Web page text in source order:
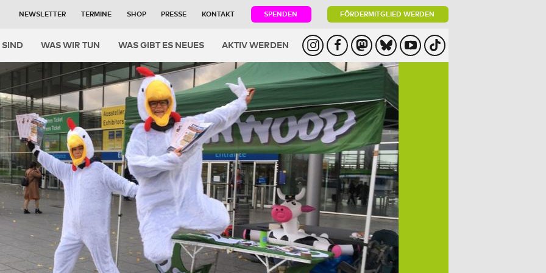
NEWSLETTER TERMINE SHOP PRESSE KONTAKT SPENDEN FÖRDERMITGLIED WERDEN
SIND WAS WIR TUN WAS GIBT ES NEUES AKTIV WERDEN